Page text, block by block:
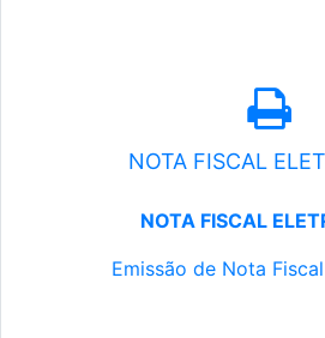
NOTA FISCAL
NOTA FISCAL
Emissão de Nota